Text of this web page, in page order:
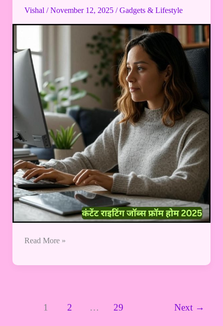
Vishal /November 12, 2025 /Gadgets & Lifestyle
फ्रॉम
2025
Read More »
1 2 … 29 Next →